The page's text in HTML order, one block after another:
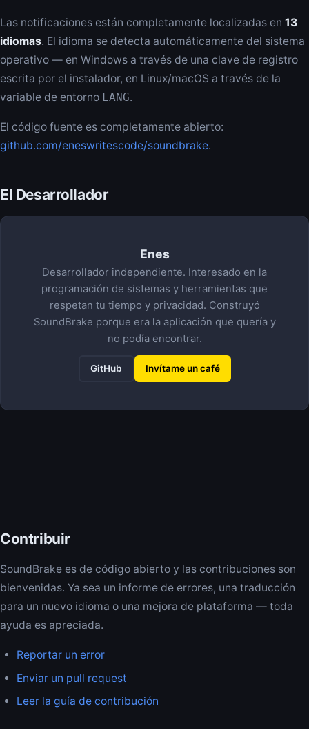
Las notificaciones están completamente localizadas en 13
idiomas. El idioma se detecta automáticamente del sistema
operativo — en Windows a través de una clave de registro
escrita por el instalador, en Linux/macOS a través de la
variable de entorno LANG.
El código fuente es completamente abierto:
github.com/eneswritescode/soundbrake.
El Desarrollador
Enes
Desarrollador independiente. Interesado en la
programación de sistemas y herramientas que
respetan tu tiempo y privacidad. Construyó
SoundBrake porque era la aplicación que quería y
no podía encontrar.
GitHub Invítame un café
Contribuir
SoundBrake es de código abierto y las contribuciones son
bienvenidas. Ya sea un informe de errores, una traducción
para un nuevo idioma o una mejora de plataforma — toda
ayuda es apreciada.
Reportar un error
Enviar un pull request
Leer la guía de contribución